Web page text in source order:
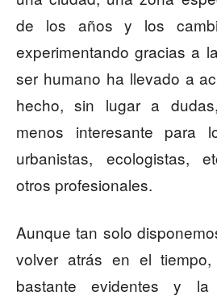
de los años y los
experimentando gracias a
ser humano ha llevado a
hecho, sin lugar a
menos interesante para
urbanistas, ecologistas,
otros profesionales.
Aunque tan solo
volver atrás en el
bastante evidentes y la